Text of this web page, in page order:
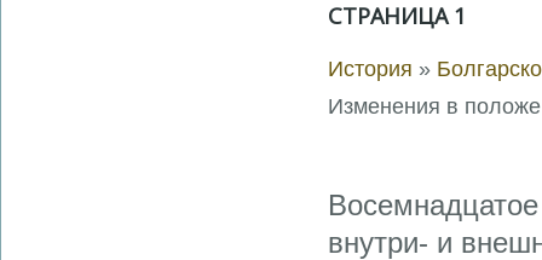
СТРАНИЦА 1
История »
Изменения в
внутри- и